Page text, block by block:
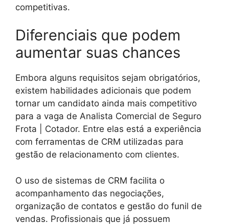
competitivas.
Diferenciais que podem
aumentar suas chances
Embora alguns requisitos sejam obrigatórios,
existem habilidades adicionais que podem
tornar um candidato ainda mais competitivo
para a vaga de Analista Comercial de Seguro
Frota | Cotador. Entre elas está a experiência
com ferramentas de CRM utilizadas para
gestão de relacionamento com clientes.
O uso de sistemas de CRM facilita o
acompanhamento das negociações,
organização de contatos e gestão do funil de
vendas. Profissionais que já possuem